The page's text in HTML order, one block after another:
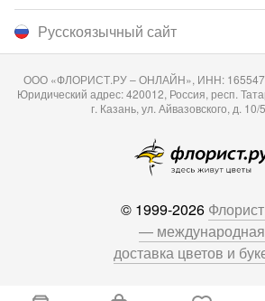
Русскоязычный сайт
ООО «ФЛОРИСТ.РУ – ОНЛАЙН», ИНН:
Юридический адрес: 420012, Россия, респ.
г. Казань, ул. Айвазовского, д.
© 1999-2026
— международная
доставка цветов и